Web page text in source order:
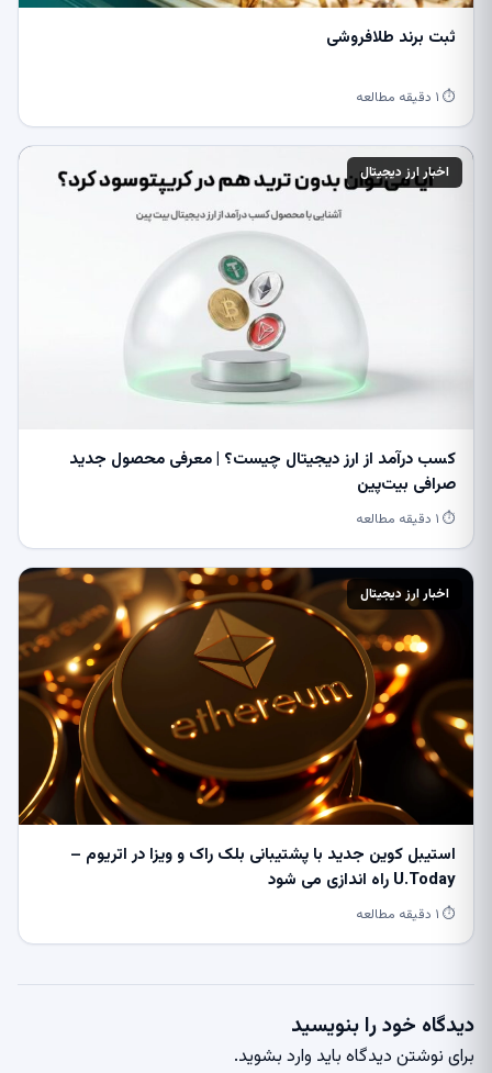
ثبت برند طلافروشی
⏱ ۱ دقیقه مطالعه
اخبار ارز دیجیتال
کسب درآمد از ارز دیجیتال چیست؟ | معرفی محصول جدید
صرافی بیت‌پین
⏱ ۱ دقیقه مطالعه
اخبار ارز دیجیتال
استیبل کوین جدید با پشتیبانی بلک راک و ویزا در اتریوم –
U.Today راه اندازی می شود
⏱ ۱ دقیقه مطالعه
دیدگاه خود را بنویسید
برای نوشتن دیدگاه باید وارد بشوید.